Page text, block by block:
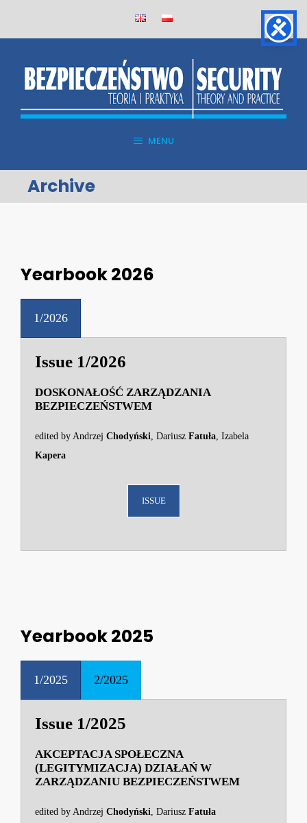
MENU
Archive
Yearbook 2026
1/2026
Issue 1/2026
DOSKONAŁOŚĆ ZARZĄDZANIA
BEZPIECZEŃSTWEM
edited by Andrzej Chodyński, Dariusz Fatuła, Izabela
Kapera
ISSUE
Yearbook 2025
1/2025 2/2025
Issue 1/2025
AKCEPTACJA SPOŁECZNA
(LEGITYMIZACJA) DZIAŁAŃ W
ZARZĄDZANIU BEZPIECZEŃSTWEM
edited by Andrzej Chodyński, Dariusz Fatuła